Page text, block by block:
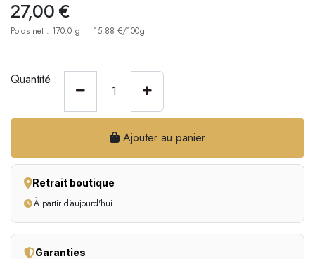
27,00 €
Poids net : 170.0 g 15.88 €/100g
Quantité :
Ajouter au panier
Retrait boutique
À partir d'aujourd'hui
Garanties